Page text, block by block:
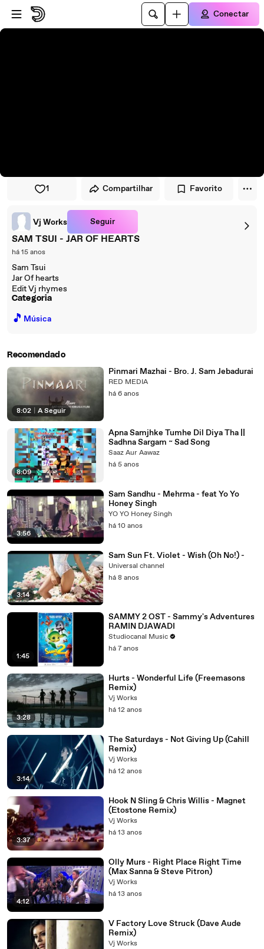
Pular para o player
Ir para o conteúdo principal
Conectar
1 Compartilhar Favorito
Vj Works Seguir
SAM TSUI - JAR OF HEARTS
há 15 anos
Sam Tsui
Jar Of hearts
Edit Vj rhymes
Categoria
🎵 Música
Recomendado
8:02 A Seguir
Pinmari Mazhai - Bro. J. Sam Jebadurai
RED MEDIA
há 6 anos
8:09
Apna Samjhke Tumhe Dil Diya Tha ||
Sadhna Sargam ~ Sad Song
Saaz Aur Aawaz
há 5 anos
3:56
Sam Sandhu - Mehrma - feat Yo Yo
Honey Singh
YO YO Honey Singh
há 10 anos
3:14
Sam Sun Ft. Violet - Wish (Oh No!) -
Universal channel
há 8 anos
1:45
SAMMY 2 OST - Sammy's Adventures
RAMIN DJAWADI
Studiocanal Music
há 7 anos
3:28
Hurts - Wonderful Life (Freemasons
Remix)
Vj Works
há 12 anos
3:14
The Saturdays - Not Giving Up (Cahill
Remix)
Vj Works
há 12 anos
3:37
Hook N Sling & Chris Willis - Magnet
(Etostone Remix)
Vj Works
há 13 anos
4:12
Olly Murs - Right Place Right Time
(Max Sanna & Steve Pitron)
Vj Works
há 13 anos
V Factory Love Struck (Dave Aude
Remix)
Vj Works